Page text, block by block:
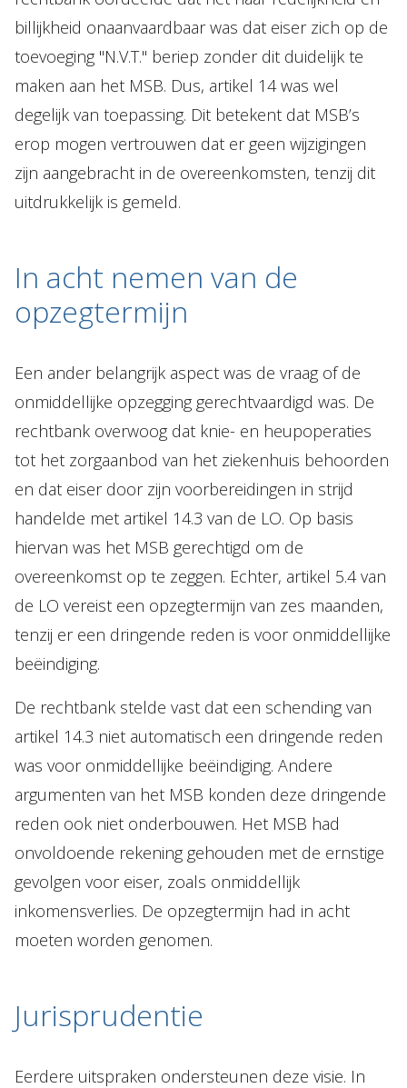
billijkheid onaanvaardbaar was dat eiser zich op de
toevoeging "N.V.T." beriep zonder dit duidelijk te
maken aan het MSB. Dus, artikel 14 was wel
degelijk van toepassing. Dit betekent dat MSB’s
erop mogen vertrouwen dat er geen wijzigingen
zijn aangebracht in de overeenkomsten, tenzij dit
uitdrukkelijk is gemeld.
In acht nemen van de
opzegtermijn
Een ander belangrijk aspect was de vraag of de
onmiddellijke opzegging gerechtvaardigd was. De
rechtbank overwoog dat knie- en heupoperaties
tot het zorgaanbod van het ziekenhuis behoorden
en dat eiser door zijn voorbereidingen in strijd
handelde met artikel 14.3 van de LO. Op basis
hiervan was het MSB gerechtigd om de
overeenkomst op te zeggen. Echter, artikel 5.4 van
de LO vereist een opzegtermijn van zes maanden,
tenzij er een dringende reden is voor onmiddellijke
beëindiging.
De rechtbank stelde vast dat een schending van
artikel 14.3 niet automatisch een dringende reden
was voor onmiddellijke beëindiging. Andere
argumenten van het MSB konden deze dringende
reden ook niet onderbouwen. Het MSB had
onvoldoende rekening gehouden met de ernstige
gevolgen voor eiser, zoals onmiddellijk
inkomensverlies. De opzegtermijn had in acht
moeten worden genomen.
Jurisprudentie
Eerdere uitspraken ondersteunen deze visie. In